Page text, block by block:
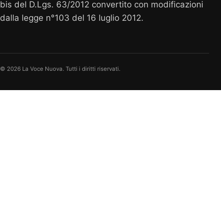
bis del D.Lgs. 63/2012 convertito con modificazioni
dalla legge n°103 del 16 luglio 2012.
© 2026 La Voce Nuova. Tutti i diritti riservati.